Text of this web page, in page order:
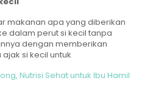
makanan apa yang diberikan
dalam perut si kecil tanpa
dengan memberikan
si kecil untuk
Nutrisi Sehat untuk Ibu Hamil